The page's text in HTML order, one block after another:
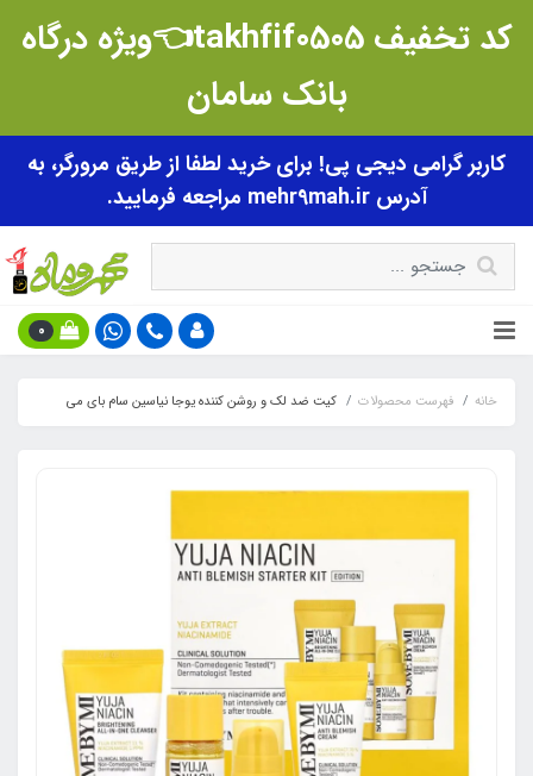
کد تخفیف takhfif0505👈ویژه درگاه
بانک سامان
کاربر گرامی دیجی پی! برای خرید لطفا از طریق مرورگر، به
آدرس mehr9mah.ir مراجعه فرمایید.
0
خانه فهرست محصولات کیت ضد لک و روشن کننده یوجا نیاسین سام بای می